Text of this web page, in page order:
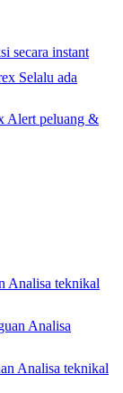
secara instant
Selalu ada
Alert peluang &
Analisa teknikal
Analisa
Analisa teknikal